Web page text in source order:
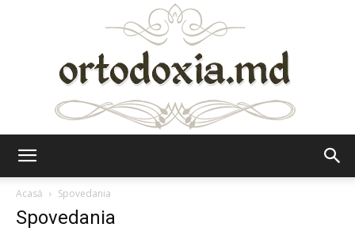
Acasă
Spovedania
Spovedania